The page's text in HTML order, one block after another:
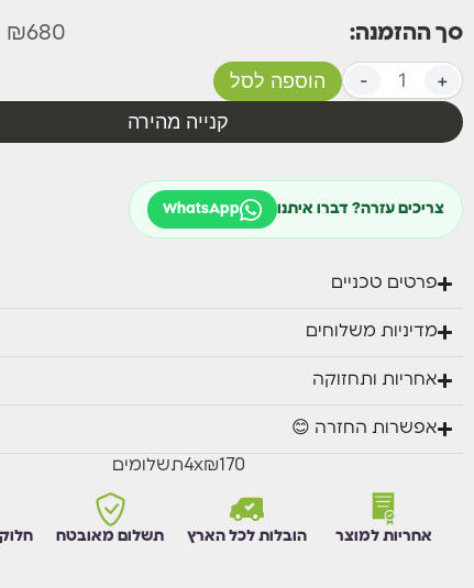
סך ההזמנה: ₪680
- +
הוספה לסל
קנייה מהירה
צריכים עזרה? דברו איתנו WhatsApp
פרטים טכניים
מדיניות משלוחים
אחריות ותחזוקה
אפשרות החזרה 😊
₪170
x
4תשלומים
אחריות למוצר הובלות לכל הארץ תשלום מאובטח